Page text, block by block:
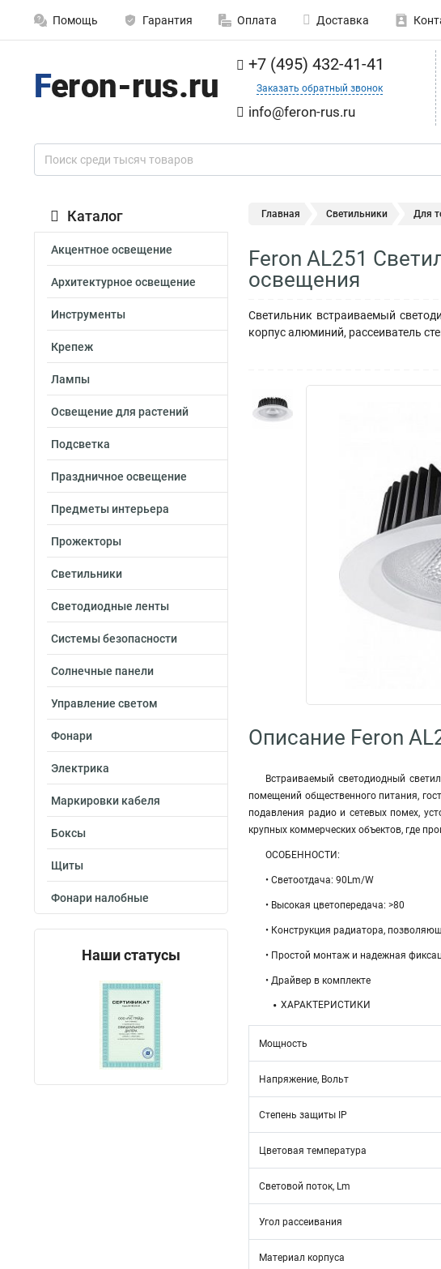
Помощь Гарантия Оплата Доставка
+7 (495) 432-41-41
Заказать обратный звонок
info@feron-rus.ru
Каталог
Акцентное освещение
Архитектурное освещение
Инструменты
Крепеж
Лампы
Освещение для растений
Подсветка
Праздничное освещение
Предметы интерьера
Прожекторы
Светильники
Светодиодные ленты
Системы безопасности
Солнечные панели
Управление светом
Фонари
Электрика
Маркировки кабеля
Боксы
Щиты
Фонари налобные
Наши статусы
Главная Светильники Для
Feron AL251
освещения
Светильник встраиваемый
корпус алюминий, рассеиватель
Описание Feron
Встраиваемый светодиодный
помещений общественного питания,
подавления радио и сетевых помех,
крупных коммерческих объектов, где
ОСОБЕННОСТИ:
• Светоотдача: 90Lm/W
• Высокая цветопередача: >80
• Конструкция радиатора,
• Простой монтаж и надежная
• Драйвер в комплекте
ХАРАКТЕРИСТИКИ
Мощность
Напряжение, Вольт
Степень защиты IP
Цветовая температура
Световой поток, Lm
Угол рассеивания
Материал корпуса